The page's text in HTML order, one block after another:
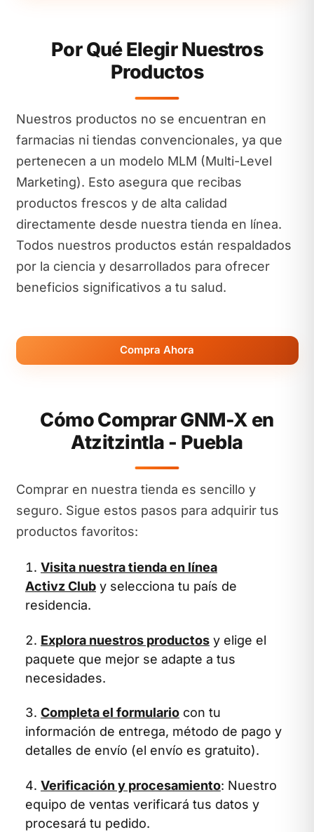
Por Qué Elegir Nuestros
Productos
Nuestros productos no se encuentran en
farmacias ni tiendas convencionales, ya que
pertenecen a un modelo MLM (Multi-Level
Marketing). Esto asegura que recibas
productos frescos y de alta calidad
directamente desde nuestra tienda en línea.
Todos nuestros productos están respaldados
por la ciencia y desarrollados para ofrecer
beneficios significativos a tu salud.
Compra Ahora
Cómo Comprar GNM-X en
Atzitzintla - Puebla
Comprar en nuestra tienda es sencillo y
seguro. Sigue estos pasos para adquirir tus
productos favoritos:
Visita nuestra tienda en línea
Activz Club y selecciona tu país de
residencia.
Explora nuestros productos y elige el
paquete que mejor se adapte a tus
necesidades.
Completa el formulario con tu
información de entrega, método de pago y
detalles de envío (el envío es gratuito).
Verificación y procesamiento: Nuestro
equipo de ventas verificará tus datos y
procesará tu pedido.